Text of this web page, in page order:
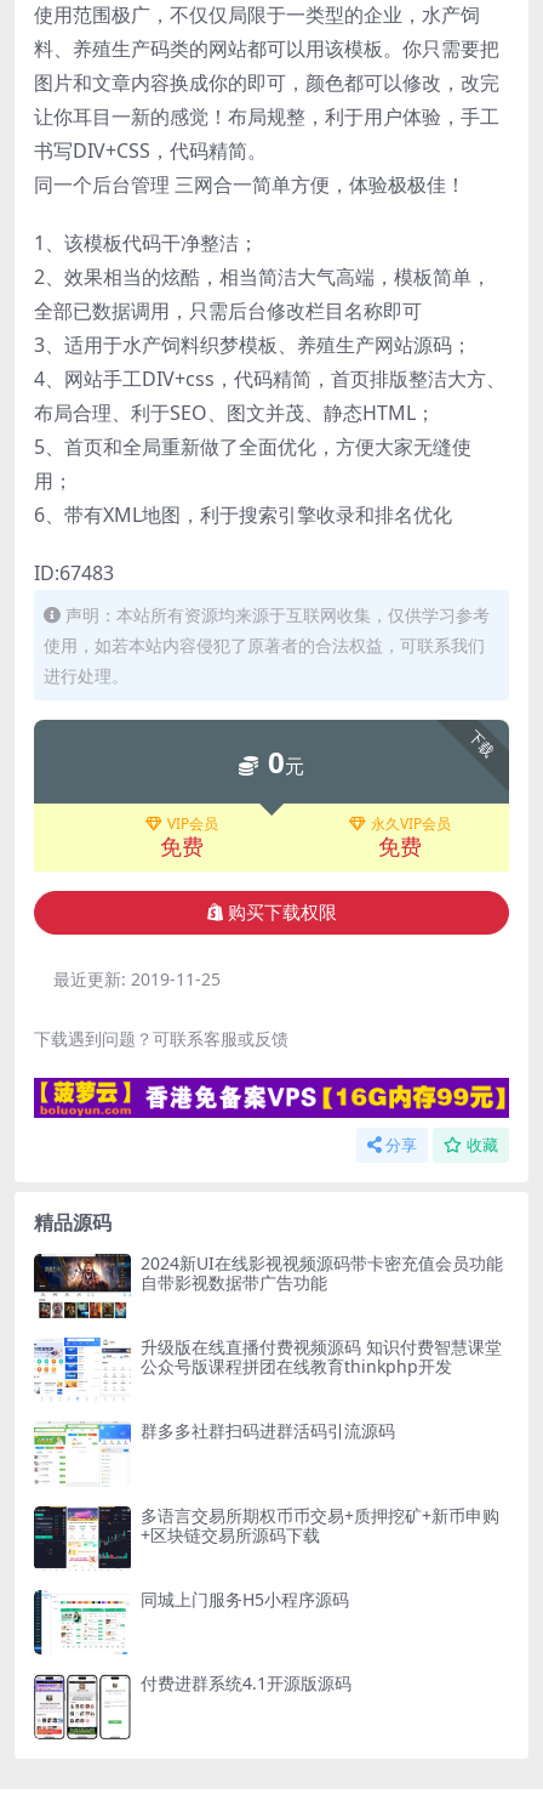
使用范围极广，不仅仅局限于一类型的企业，水产饲
料、养殖生产码类的网站都可以用该模板。你只需要把
图片和文章内容换成你的即可，颜色都可以修改，改完
让你耳目一新的感觉！布局规整，利于用户体验，手工
书写DIV+CSS，代码精简。
同一个后台管理 三网合一简单方便，体验极极佳！
1、该模板代码干净整洁；
2、效果相当的炫酷，相当简洁大气高端，模板简单，
全部已数据调用，只需后台修改栏目名称即可
3、适用于水产饲料织梦模板、养殖生产网站源码；
4、网站手工DIV+css，代码精简，首页排版整洁大方、
布局合理、利于SEO、图文并茂、静态HTML；
5、首页和全局重新做了全面优化，方便大家无缝使
用；
6、带有XML地图，利于搜索引擎收录和排名优化
ID:67483
声明：本站所有资源均来源于互联网收集，仅供学习参考
使用，如若本站内容侵犯了原著者的合法权益，可联系我们
进行处理。
下载
0元
VIP会员
免费
永久VIP会员
免费
购买下载权限
最近更新: 2019-11-25
下载遇到问题？可联系客服或反馈
分享 收藏
精品源码
2024新UI在线影视视频源码带卡密充值会员功能
自带影视数据带广告功能
升级版在线直播付费视频源码 知识付费智慧课堂
公众号版课程拼团在线教育thinkphp开发
群多多社群扫码进群活码引流源码
多语言交易所期权币币交易+质押挖矿+新币申购
+区块链交易所源码下载
同城上门服务H5小程序源码
付费进群系统4.1开源版源码